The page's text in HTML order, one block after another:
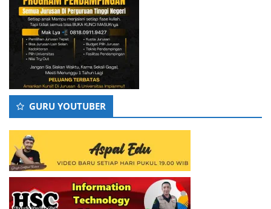
GURU YOUTUBER